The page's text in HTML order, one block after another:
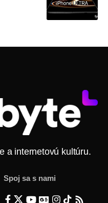
a internetovú kultúru.
Spoj sa s nami